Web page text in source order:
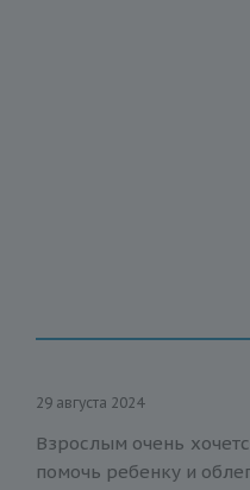
29 августа 2024
Взрослым очень
помочь ребенку и